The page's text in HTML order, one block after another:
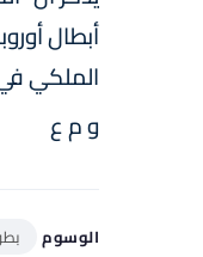
أبطال
الملكي
و م ع
الوسوم